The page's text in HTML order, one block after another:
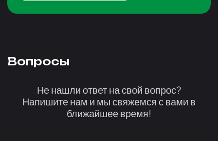
Вопросы
Не нашли ответ на свой вопрос?
Напишите нам и мы свяжемся с вами в
ближайшее время!